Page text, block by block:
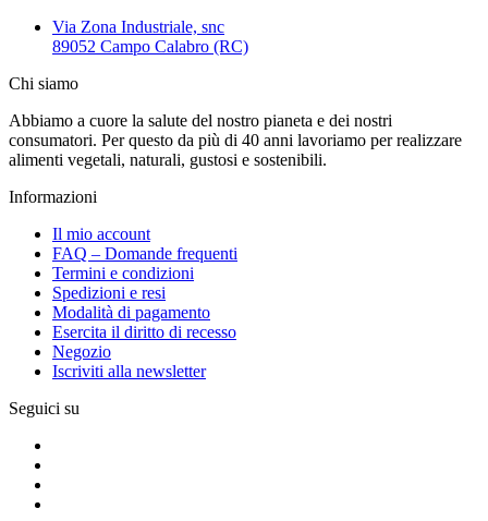
Via Zona Industriale, snc
89052 Campo Calabro (RC)
Chi siamo
Abbiamo a cuore la salute del nostro pianeta e dei nostri
consumatori. Per questo da più di 40 anni lavoriamo per realizzare
alimenti vegetali, naturali, gustosi e sostenibili.
Informazioni
Il mio account
FAQ – Domande frequenti
Termini e condizioni
Spedizioni e resi
Modalità di pagamento
Esercita il diritto di recesso
Negozio
Iscriviti alla newsletter
Seguici su